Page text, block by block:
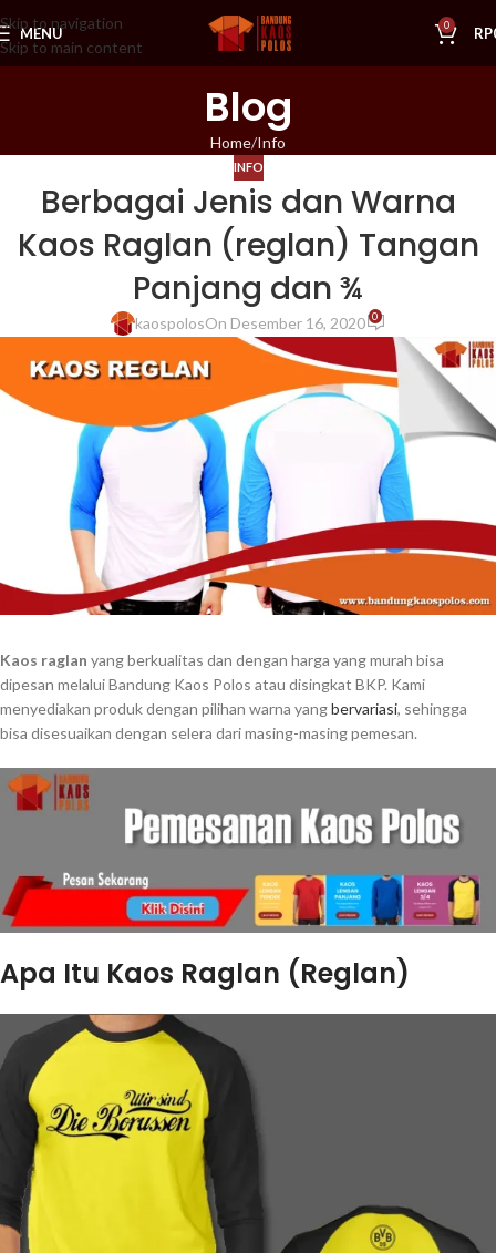
Skip to navigation
Skip to main content
MENU 0 RP
Blog
Home Info
INFO
Berbagai Jenis dan Warna
Kaos Raglan (reglan) Tangan
Panjang dan ¾
kaospolosOn Desember 16, 2020 0
Kaos raglan yang berkualitas dan dengan harga yang murah bisa
dipesan melalui Bandung Kaos Polos atau disingkat BKP. Kami
menyediakan produk dengan pilihan warna yangbervariasi, sehingga
bisa disesuaikan dengan selera dari masing-masing pemesan.
Apa Itu Kaos Raglan (Reglan)